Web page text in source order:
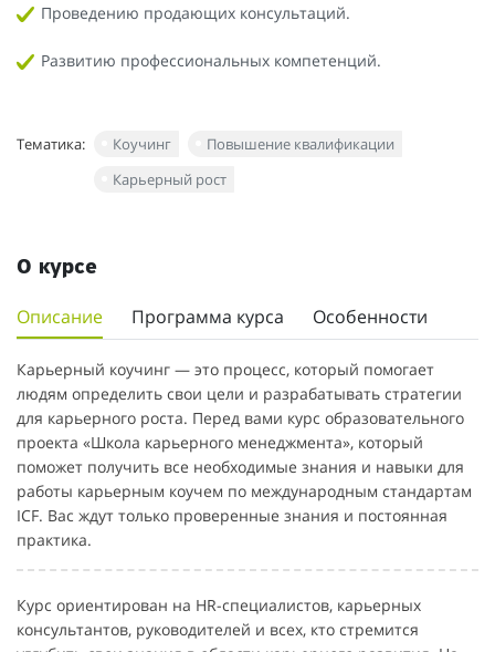
Проведению продающих консультаций.
Развитию профессиональных компетенций.
Тематика: Коучинг
Повышение квалификации
Карьерный рост
О курсе
Описание Программа курса Особенности
Карьерный коучинг — это процесс, который помогает
людям определить свои цели и разрабатывать стратегии
для карьерного роста. Перед вами курс образовательного
проекта «Школа карьерного менеджмента», который
поможет получить все необходимые знания и навыки для
работы карьерным коучем по международным стандартам
ICF. Вас ждут только проверенные знания и постоянная
практика.
Курс ориентирован на HR-специалистов, карьерных
консультантов, руководителей и всех, кто стремится